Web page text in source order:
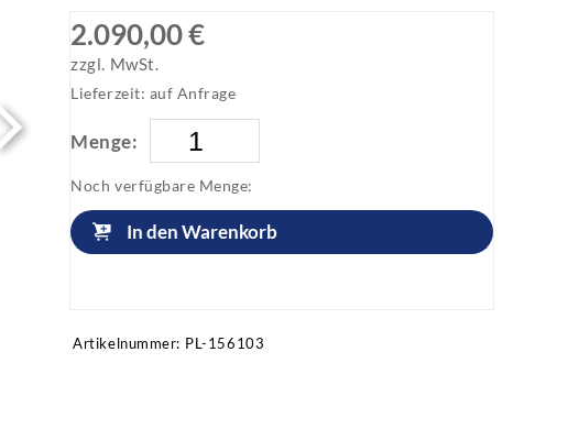
2.090,00 €
zzgl. MwSt.
Lieferzeit: auf Anfrage
Menge:
Noch verfügbare Menge:
In den Warenkorb
Artikelnummer: PL-156103